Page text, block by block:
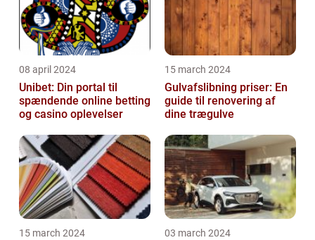
08 april 2024
Unibet: Din portal til
spændende online betting
og casino oplevelser
15 march 2024
Gulvafslibning priser: En
guide til renovering af
dine trægulve
15 march 2024 03 march 2024